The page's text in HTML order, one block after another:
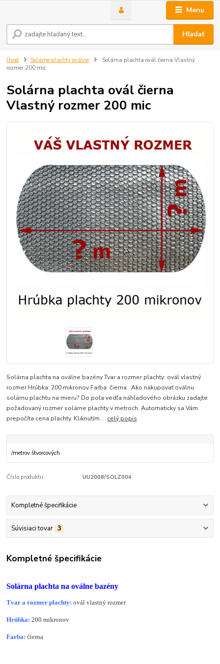
Menu
Hľadať
Úvod Solárne plachty oválne
Solárna plachta ovál čierna Vlastný
rozmer 200 mic
Solárna plachta ovál čierna
Vlastný rozmer 200 mic
Solárna plachta na oválne bazény Tvar a rozmer plachty: ovál vlastný
rozmer Hrúbka: 200 mikronov Farba: čierna Ako nakupovať oválnu
solárnu plachtu na mieru? Do poľa vedľa náhľadového obrázku zadajte
požadovaný rozmer solárne plachty v metroch. Automaticky sa Vám
prepočíta cena plachty. Kliknutím ... celý popis
/metrov štvorcových
Číslo produktu: UU2008/SOLZ004
Kompletné špecifikácie
Súvisiaci tovar 3
Kompletné špecifikácie
Solárna plachta na oválne bazény
Tvar a rozmer plachty:ovál vlastný rozmer
Hrúbka: 200 mikronov
Farba:čierna